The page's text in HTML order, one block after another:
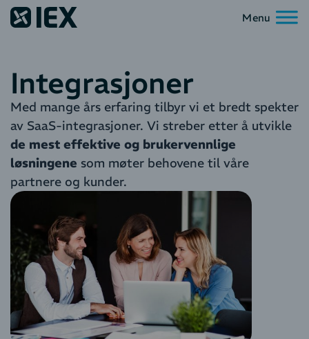
Integrasjoner
Med mange års erfaring tilbyr vi et bredt spekter
av SaaS-integrasjoner. Vi streber etter å utvikle
de mest effektive og brukervennlige
løsningene som møter behovene til våre
partnere og kunder.